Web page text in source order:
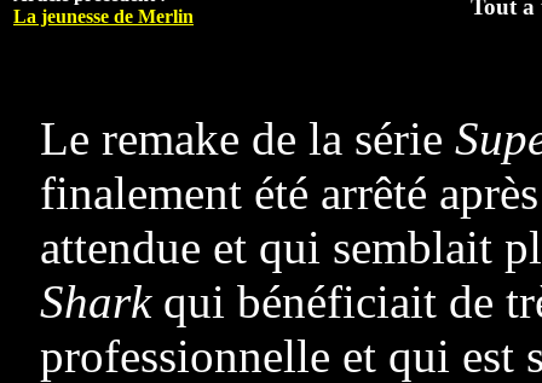
La jeunesse de Merlin
Tout a
Le remake de la série
finalement été arrêté
attendue et qui semblait
Sharkqui bénéficiait de
professionnelle et qui est